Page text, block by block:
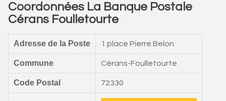
Coordonnées La Banque Postale
Cérans Foulletourte
Adresse de la Poste 1 place Pierre Belon
Commune Cérans-Foulletourte
Code Postal 72330